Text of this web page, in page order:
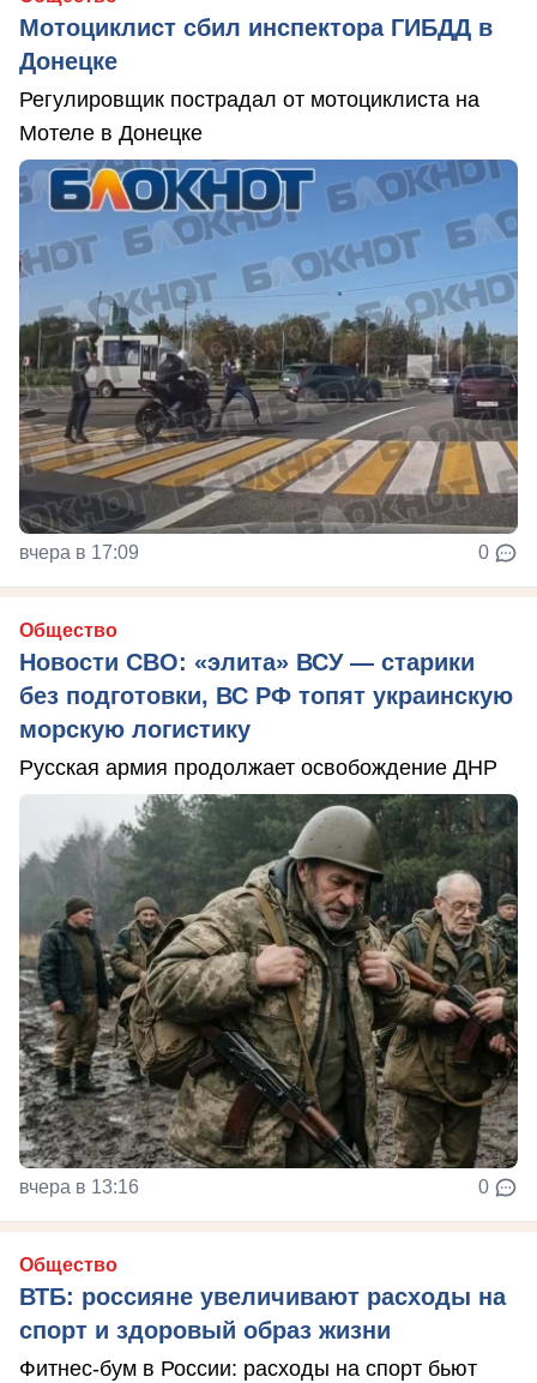
Мотоциклист сбил инспектора ГИБДД в
Донецке
Регулировщик пострадал от мотоциклиста на
Мотеле в Донецке
вчера в 17:09 0
Общество
Новости СВО: «элита» ВСУ — старики
без подготовки, ВС РФ топят украинскую
морскую логистику
Русская армия продолжает освобождение ДНР
вчера в 13:16 0
Общество
ВТБ: россияне увеличивают расходы на
спорт и здоровый образ жизни
Фитнес-бум в России: расходы на спорт бьют